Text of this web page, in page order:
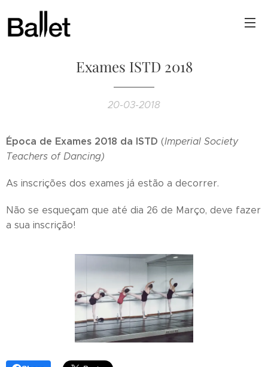
Exames ISTD 2018
20-03-2018
Época de Exames 2018 da ISTD (Imperial Society
Teachers of Dancing)
As inscrições dos exames já estão a decorrer.
Não se esqueçam que até dia 26 de Março, deve fazer
a sua inscrição!